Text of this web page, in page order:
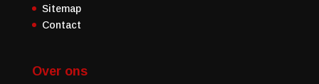
Sitemap
Contact
Over ons